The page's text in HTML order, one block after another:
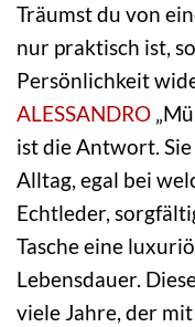
Träumst du von
nur praktisch ist,
Persönlichkeit
ALESSANDRO
ist die Antwort.
Alltag, egal bei
Echtleder,
Tasche eine
Lebensdauer.
viele Jahre, der